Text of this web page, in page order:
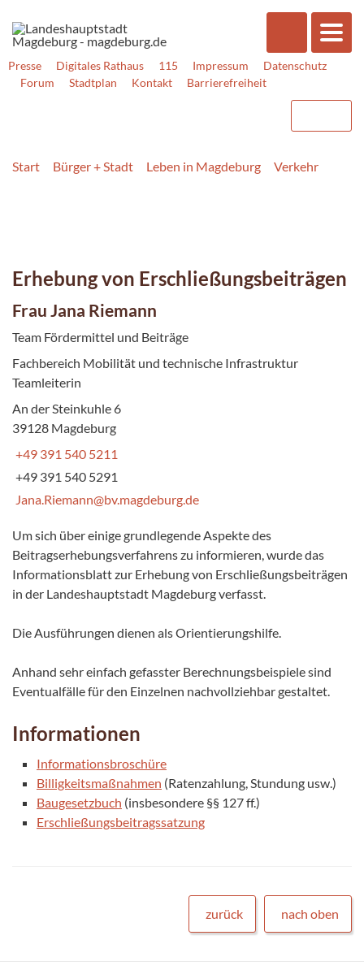
Presse Digitales Rathaus 115 Impressum
Datenschutz
Forum
Stadtplan Kontakt Barrierefreiheit
Start Bürger + Stadt Leben in Magdeburg Verkehr
Erhebung von Erschließungsbeiträgen
Frau Jana Riemann
Team Fördermittel und Beiträge
Fachbereich Mobilität und technische Infrastruktur
Teamleiterin
An der Steinkuhle 6
39128 Magdeburg
+49 391 540 5211
+49 391 540 5291
Jana.Riemann@bv.magdeburg.de
Um sich über einige grundlegende Aspekte des
Beitragserhebungsverfahrens zu informieren, wurde das
Informationsblatt zur Erhebung von Erschließungsbeiträgen
in der Landeshauptstadt Magdeburg verfasst.
Die Ausführungen dienen als Orientierungshilfe.
Anhand sehr einfach gefasster Berechnungsbeispiele sind
Eventualfälle für den Einzelnen nachvollziehbar gestaltet.
Informationen
Informationsbroschüre
Billigkeitsmaßnahmen (Ratenzahlung, Stundung usw.)
Baugesetzbuch (insbesondere §§ 127 ff.)
Erschließungsbeitragssatzung
zurück nach oben